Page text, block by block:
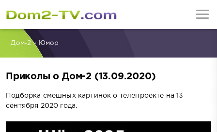
Дом-2» Юмор
Приколы о Дом-2 (13.09.2020)
Подборка смешных картинок о телепроекте на 13
сентября 2020 года.